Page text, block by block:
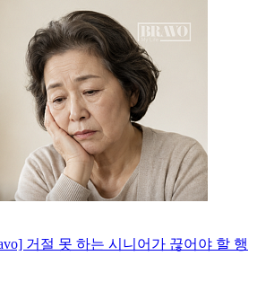
거절 못 하는 시니어가 끊어야 할 행